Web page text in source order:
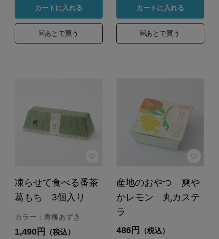
カートに入れる
あとで買う
カートに入れる
あとで買う
凍らせて食べる番茶
葛もち 3個入り
カラー：青柳あずき
1,490円 （税込）
産地のおやつ 爽や
かレモン 丸カステ
ラ
486円 （税込）